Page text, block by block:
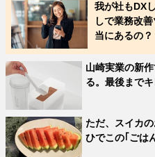
我が社もDX
しで業務改
当にあるの？
山崎実業の新
る。最後まで
ただ、スイカ
ひでこの｢ごは